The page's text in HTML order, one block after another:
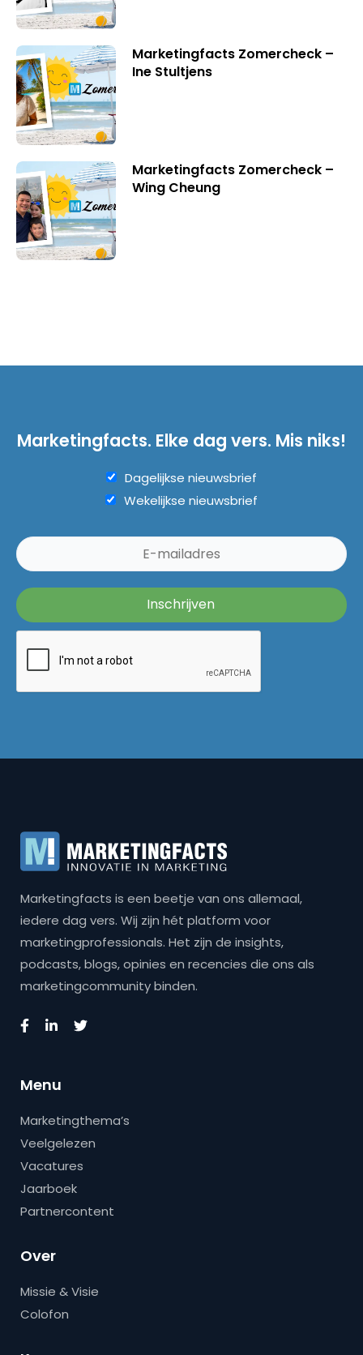
Marketingfacts Zomercheck –
Ine Stultjens
Marketingfacts Zomercheck –
Wing Cheung
Marketingfacts. Elke dag vers. Mis niks!
Dagelijkse nieuwsbrief
Wekelijkse nieuwsbrief
Marketingfacts is een beetje van ons allemaal,
iedere dag vers. Wij zijn hét platform voor
marketingprofessionals. Het zijn de insights,
podcasts, blogs, opinies en recencies die ons als
marketingcommunity binden.
Menu
Marketingthema’s
Veelgelezen
Vacatures
Jaarboek
Partnercontent
Over
Missie & Visie
Colofon